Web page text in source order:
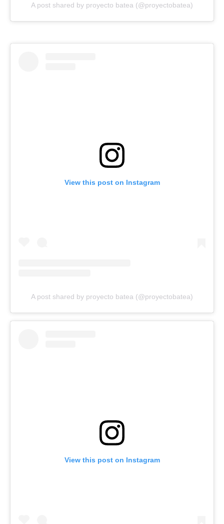
A post shared by proyecto batea (@proyectobatea)
View this post on Instagram
A post shared by proyecto batea (@proyectobatea)
View this post on Instagram